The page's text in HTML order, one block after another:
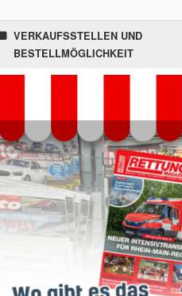
VERKAUFSSTELLEN UND
BESTELLMÖGLICHKEIT